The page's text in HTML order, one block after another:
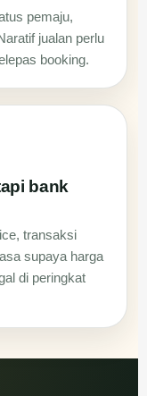
pemaju,
jualan perlu
booking.
bank
transaksi
supaya harga
di peringkat